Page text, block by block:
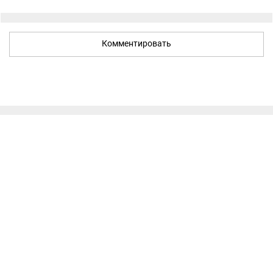
Комментировать